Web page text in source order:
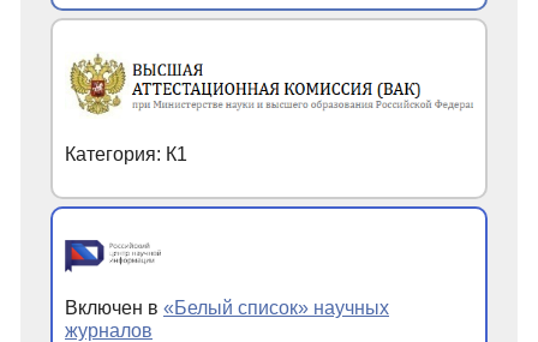
Категория: К1
Включен в «Белый список» научных
журналов